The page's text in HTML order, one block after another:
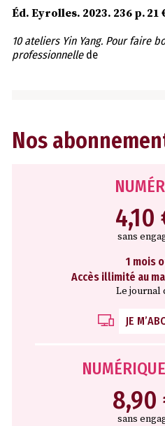
Éd. Eyrolles. 2023. 236 p. 21
10 ateliers Yin Yang. Pour faire
professionnellede
Nos
4,10
sans
1 mois
Accès illimité au
Le journal
JE
8,90
sans